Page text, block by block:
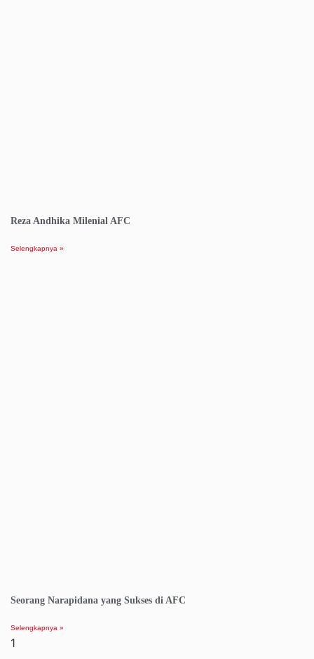
Reza Andhika Milenial AFC
Selengkapnya »
Seorang Narapidana yang Sukses di AFC
Selengkapnya »